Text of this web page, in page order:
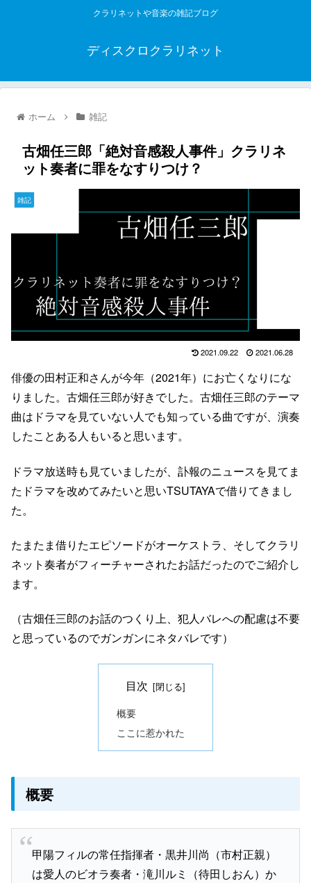
クラリネットや音楽の雑記ブログ
ディスクロクラリネット
ホーム 雑記
古畑任三郎「絶対音感殺人事件」クラリネ
ット奏者に罪をなすりつけ？
雑記
2021.09.22 2021.06.28
俳優の田村正和さんが今年（2021年）にお亡くなりにな
りました。古畑任三郎が好きでした。古畑任三郎のテーマ
曲はドラマを見ていない人でも知っている曲ですが、演奏
したことある人もいると思います。
ドラマ放送時も見ていましたが、訃報のニュースを見てま
たドラマを改めてみたいと思いTSUTAYAで借りてきまし
た。
たまたま借りたエピソードがオーケストラ、そしてクラリ
ネット奏者がフィーチャーされたお話だったのでご紹介し
ます。
（古畑任三郎のお話のつくり上、犯人バレへの配慮は不要
と思っているのでガンガンにネタバレです）
目次
概要
ここに惹かれた
概要
甲陽フィルの常任指揮者・黒井川尚（市村正親）
は愛人のビオラ奏者・滝川ルミ（待田しおん）か